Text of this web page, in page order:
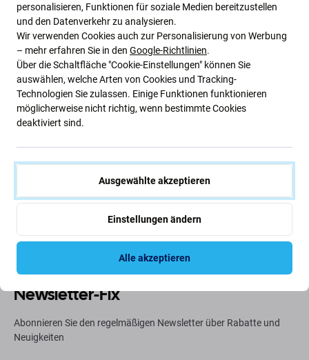
Wir optimieren ständig unseren CO2-Fußabdruck, um
unseren Planeten zu schützen. Erfahren Sie mehr darüber,
wie wir unsere Prozesse anpassen, um unseren
Weiterlesen
Newsletter-Fix
Abonnieren Sie den regelmäßigen Newsletter über Rabatte und
Neuigkeiten
personalisieren, Funktionen für soziale Medien bereitzustellen
und den Datenverkehr zu analysieren.
Wir verwenden Cookies auch zur Personalisierung von Werbung
– mehr erfahren Sie in den Google-Richtlinien.
Über die Schaltfläche "Cookie-Einstellungen" können Sie
auswählen, welche Arten von Cookies und Tracking-
Technologien Sie zulassen. Einige Funktionen funktionieren
möglicherweise nicht richtig, wenn bestimmte Cookies
deaktiviert sind.
Ausgewählte akzeptieren
Einstellungen ändern
Alle akzeptieren